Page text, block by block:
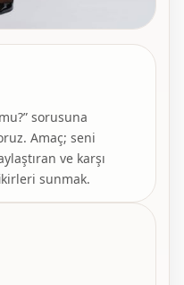
en şık yolu
sorusuna
Amaç; seni
ve karşı
sunmak.